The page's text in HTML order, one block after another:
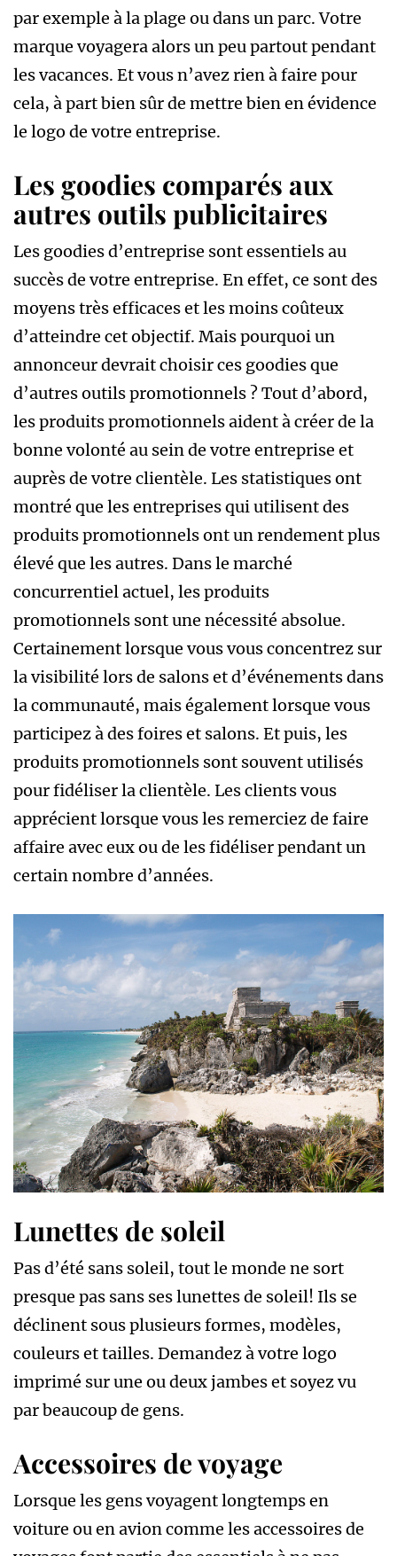
par exemple à la plage ou dans un parc. Votre
marque voyagera alors un peu partout pendant
les vacances. Et vous n’avez rien à faire pour
cela, à part bien sûr de mettre bien en évidence
le logo de votre entreprise.
Les goodies comparés aux
autres outils publicitaires
Les goodies d’entreprise sont essentiels au
succès de votre entreprise. En effet, ce sont des
moyens très efficaces et les moins coûteux
d’atteindre cet objectif. Mais pourquoi un
annonceur devrait choisir ces goodies que
d’autres outils promotionnels ? Tout d’abord,
les produits promotionnels aident à créer de la
bonne volonté au sein de votre entreprise et
auprès de votre clientèle. Les statistiques ont
montré que les entreprises qui utilisent des
produits promotionnels ont un rendement plus
élevé que les autres. Dans le marché
concurrentiel actuel, les produits
promotionnels sont une nécessité absolue.
Certainement lorsque vous vous concentrez sur
la visibilité lors de salons et d’événements dans
la communauté, mais également lorsque vous
participez à des foires et salons. Et puis, les
produits promotionnels sont souvent utilisés
pour fidéliser la clientèle. Les clients vous
apprécient lorsque vous les remerciez de faire
affaire avec eux ou de les fidéliser pendant un
certain nombre d’années.
Lunettes de soleil
Pas d’été sans soleil, tout le monde ne sort
presque pas sans ses lunettes de soleil! Ils se
déclinent sous plusieurs formes, modèles,
couleurs et tailles. Demandez à votre logo
imprimé sur une ou deux jambes et soyez vu
par beaucoup de gens.
Accessoires de voyage
Lorsque les gens voyagent longtemps en
voiture ou en avion comme les accessoires de